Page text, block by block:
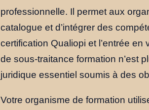
professionnelle. Il permet aux
catalogue et d’intégrer des
certification Qualiopi et l’entrée
de sous-traitance formation n’est
juridique essentiel soumis à des
Votre organisme de formation